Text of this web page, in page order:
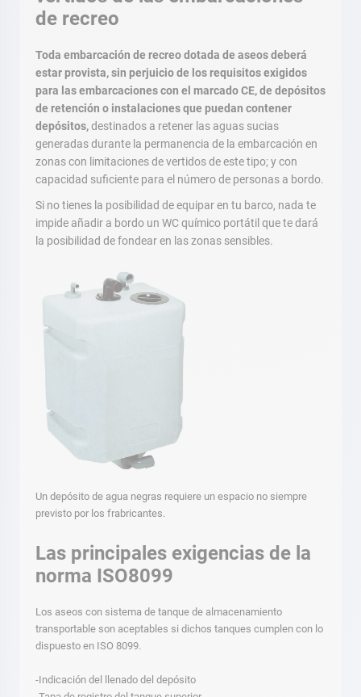
de recreo
Toda embarcación de recreo dotada de aseos deberá
estar provista, sin perjuicio de los requisitos exigidos
para las embarcaciones con el marcado CE, de depósitos
de retención o instalaciones que puedan contener
depósitos,destinados a retener las aguas sucias
generadas durante la permanencia de la embarcación en
zonas con limitaciones de vertidos de este tipo; y con
capacidad suficiente para el número de personas a bordo.
Si no tienes la posibilidad de equipar en tu barco, nada te
impide añadir a bordo un WC químico portátil que te dará
la posibilidad de fondear en las zonas sensibles.
Un depósito de agua negras requiere un espacio no siempre
previsto por los frabricantes.
Las principales exigencias de la
norma ISO8099
Los aseos con sistema de tanque de almacenamiento
transportable son aceptables si dichos tanques cumplen con lo
dispuesto en ISO 8099.
-Indicación del llenado del depósito